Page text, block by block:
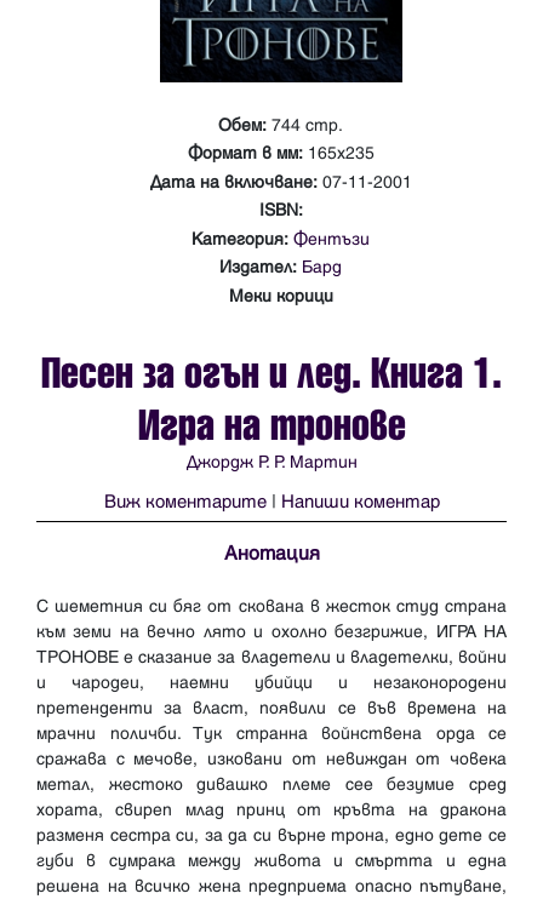
Обем: 744 стр.
Формат в мм: 165х235
Дата на включване: 07-11-2001
ISBN:
Категория: Фентъзи
Издател: Бард
Меки корици
Песен за огън и лед. Книга 1.
Игра на тронове
Джордж Р. Р. Мартин
Виж коментарите | Напиши коментар
Анотация
С шеметния си бяг от скована в жесток студ страна
към земи на вечно лято и охолно безгрижие, ИГРА НА
ТРОНОВЕ е сказание за владетели и владетелки, войни
и чародеи, наемни убийци и незаконородени
претенденти за власт, появили се във времена на
мрачни поличби. Тук странна войнствена орда се
сражава с мечове, изковани от невиждан от човека
метал, жестоко дивашко племе сее безумие сред
хората, свиреп млад принц от кръвта на дракона
разменя сестра си, за да си върне трона, едно дете се
губи в сумрака между живота и смъртта и една
решена на всичко жена предприема опасно пътуване,